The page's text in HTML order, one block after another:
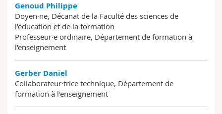
Genoud Philippe
Doyen·ne, Décanat de la Faculté des sciences de
l'éducation et de la formation
Professeur·e ordinaire, Département de formation à
l'enseignement
Gerber Daniel
Collaborateur·trice technique, Département de
formation à l'enseignement